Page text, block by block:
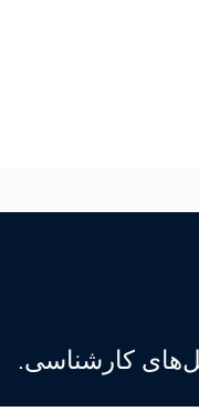
کارشناسی.